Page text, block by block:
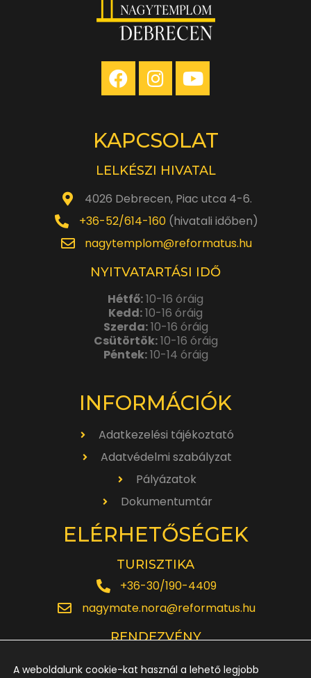
KAPCSOLAT
LELKÉSZI HIVATAL
4026 Debrecen, Piac utca 4-6.
+36-52/614-160(hivatali időben)
nagytemplom@reformatus.hu
NYITVATARTÁSI IDŐ
Hétfő:10-16 óráig
Kedd:10-16 óráig
Szerda:10-16 óráig
Csütörtök:10-16 óráig
Péntek:10-14 óráig
INFORMÁCIÓK
Adatkezelési tájékoztató
Adatvédelmi szabályzat
Pályázatok
Dokumentumtár
ELÉRHETŐSÉGEK
TURISZTIKA
+36-30/190-4409
nagymate.nora@reformatus.hu
RENDEZVÉNY
A weboldalunk cookie-kat használ a lehető legjobb